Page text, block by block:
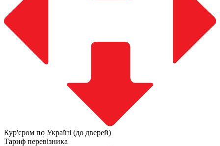
Кур'єром по Україні (до дверей)
Тариф перевізника